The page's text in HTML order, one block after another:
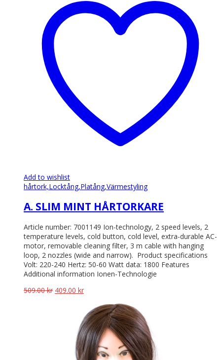
varianter.
produktsidan
Add to wishlist
hårtork,Locktång,Platång,Värmestyling
A. SLIM MINT HÅRTORKARE
Article number: 7001149 Ion-technology, 2 speed levels, 2
temperature levels, cold button, cold level, extra-durable AC-
motor, removable cleaning filter, 3 m cable with hanging
loop, 2 nozzles (wide and narrow). Product specifications
Volt: 220-240 Hertz: 50-60 Watt data: 1800 Features
Additional information Ionen-Technologie
509.00kr Det
509.00 kr.
409.00 krDet
priset
är:
409.00 kr.